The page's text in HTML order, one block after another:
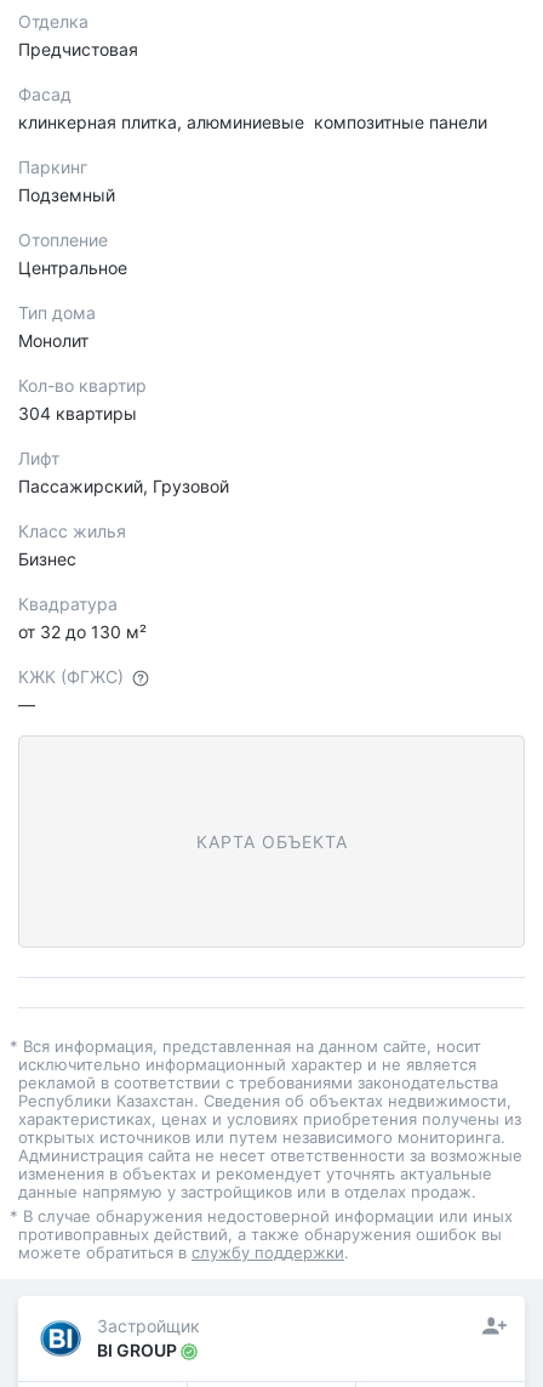
Отделка
Предчистовая
Фасад
клинкерная плитка, алюминиевые композитные панели
Паркинг
Подземный
Отопление
Центральное
Тип дома
Монолит
Кол-во квартир
304 квартиры
Лифт
Пассажирский, Грузовой
Класс жилья
Бизнес
Квадратура
от 32 до 130 м²
КЖК (ФГЖС)
—
КАРТА ОБЪЕКТА
* Вся информация, представленная на данном сайте, носит
исключительно информационный характер и не является
рекламой в соответствии с требованиями законодательства
Республики Казахстан. Сведения об объектах недвижимости,
характеристиках, ценах и условиях приобретения получены из
открытых источников или путем независимого мониторинга.
Администрация сайта не несет ответственности за возможные
изменения в объектах и рекомендует уточнять актуальные
данные напрямую у застройщиков или в отделах продаж.
* В случае обнаружения недостоверной информации или иных
противоправных действий, а также обнаружения ошибок вы
можете обратиться в службу поддержки.
Застройщик
BI GROUP